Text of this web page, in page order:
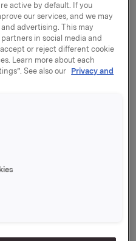
i Orkla har jeg kommet
å levere stafettpinnen
år der Orkla har
områder. Konsernet
sier Peter A. Ruzicka.
konsernsjef 10. februar
Han var medlem av
har på en utmerket
Jeg er dypt takknemlig
active by default. If you
our services, and we may
advertising. This may
in social media and
or reject different cookie
Learn more about each
See also our Privacy and